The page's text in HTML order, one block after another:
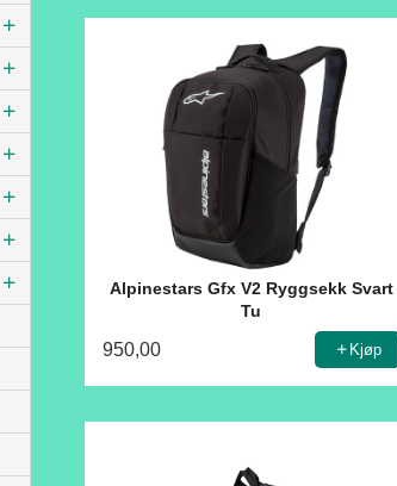
Alpinestars Gfx V2 Ryggsekk Svart
Tu
950,00 Kjøp